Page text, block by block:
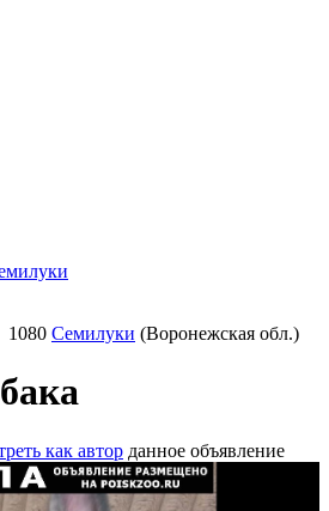
1080 Семилуки (Воронежская обл.)
как автор данное объявление